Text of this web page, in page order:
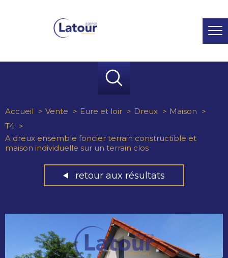
Accueil Vente Eure et loir Dreux
Maison
T4
A dreux ensemble foncier terrain constructible et
maison individuelle sur un terrain clos
retour aux résultats